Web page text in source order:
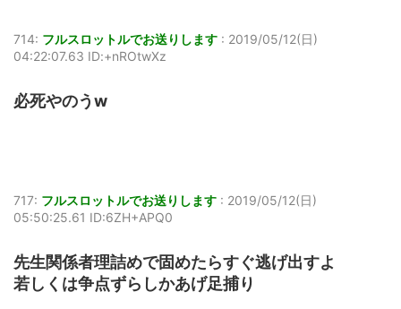
714: フルスロットルでお送りします : 2019/05/12(日)
04:22:07.63 ID:+nROtwXz
必死やのうw
717: フルスロットルでお送りします : 2019/05/12(日)
05:50:25.61 ID:6ZH+APQ0
先生関係者理詰めで固めたらすぐ逃げ出すよ
若しくは争点ずらしかあげ足捕り